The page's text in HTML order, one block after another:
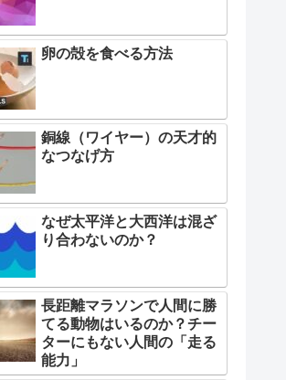
卵の殻を食べる方法
銅線（ワイヤー）の天才的
なつなげ方
なぜ太平洋と大西洋は混ざ
り合わないのか？
長距離マラソンで人間に勝
てる動物はいるのか？チー
ターにもない人間の「走る
能力」